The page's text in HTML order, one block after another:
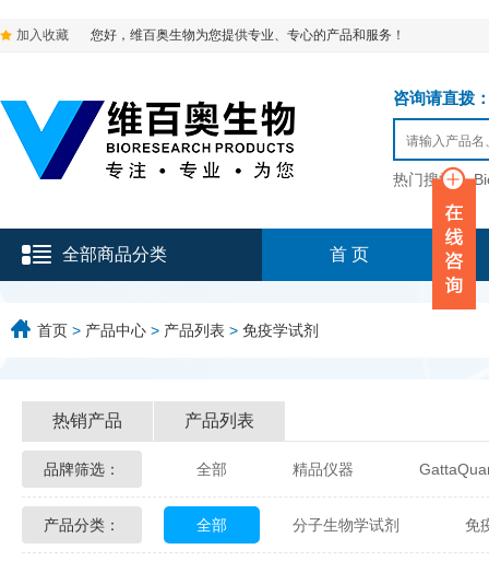
加入收藏 您好，维百奥生物为您提供专业、专心的产品和服务！
咨询请直拨
热门搜索：
全部商品分类 首 页
首页 > 产品中心 > 产品列表 > 免疫学试剂
热销产品 产品列表
品牌筛选： 全部 精品仪器
Glycon Biochem Sterlitech
产品分类： 全部 分子生物学试剂 免